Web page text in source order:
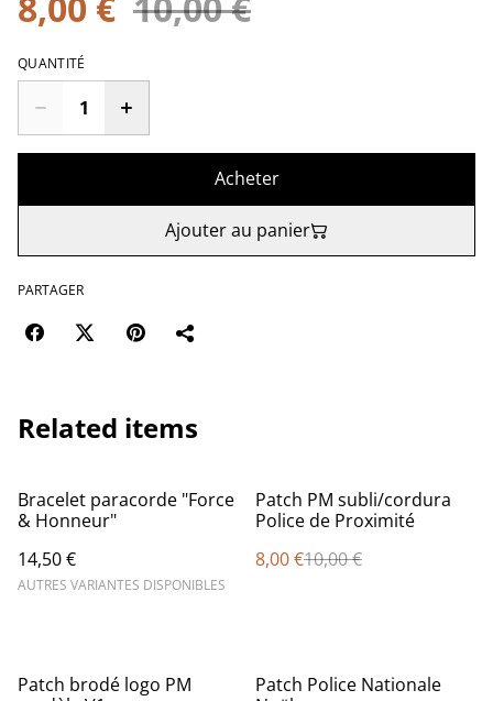
QUANTITÉ
Acheter
Ajouter au panier
PARTAGER
Related items
Bracelet paracorde "Force
& Honneur"
14,50 €
AUTRES VARIANTES DISPONIBLES
%
Patch PM subli/cordura
Police de Proximité
8,00 €10,00 €
%
Patch brodé logo PM
Patch Police Nationale